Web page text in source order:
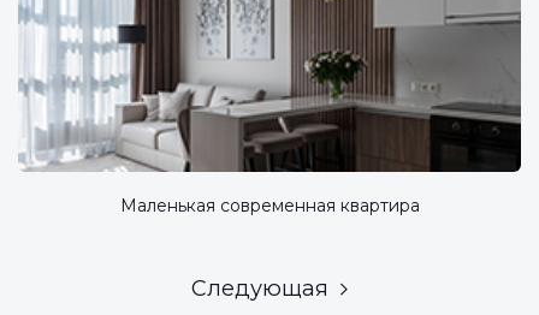
Маленькая современная квартира
Следующая